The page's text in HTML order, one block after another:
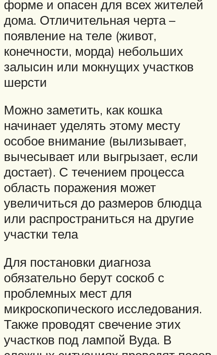
форме и опасен для всех жителей
дома. Отличительная черта –
появление на теле (живот,
конечности, морда) небольших
залысин или мокнущих участков
шерсти
Можно заметить, как кошка
начинает уделять этому месту
особое внимание (вылизывает,
вычесывает или выгрызает, если
достает). С течением процесса
область поражения может
увеличиться до размеров блюдца
или распространиться на другие
участки тела
Для постановки диагноза
обязательно берут соскоб с
проблемных мест для
микроскопического исследования.
Также проводят свечение этих
участков под лампой Вуда. В